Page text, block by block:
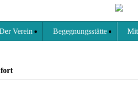
Verein Begegnungsstätte
fort